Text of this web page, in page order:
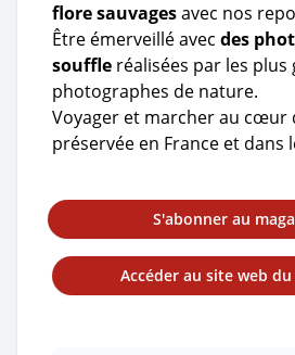
flore sauvagesavec nos
Être émerveillé avec des
souffle réalisées par les plus
photographes de nature.
Voyager et marcher au cœur
préservée en France et dans
S'abonner au
Accéder au site web